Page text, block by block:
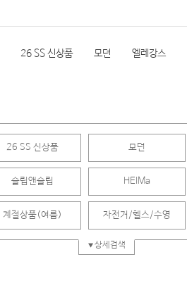
26 SS 신상품 모던 엘레강스
26 SS 신상품 모던
슬립앤슬립 HEIMa
계절상품(여름) 자전거/헬스/수영
상세검색